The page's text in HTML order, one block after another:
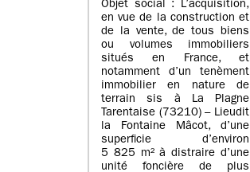
Objet social : L’acquisition,
en vue de la construction et
de la vente, de tous biens
ou volumes immobiliers
situés en France, et
notamment d’un tenèment
immobilier en nature de
terrain sis à La Plagne
Tarentaise (73210) – Lieudit
la Fontaine Mâcot, d’une
superficie d’environ
5 825 m² à distraire d’une
unité foncière de plus